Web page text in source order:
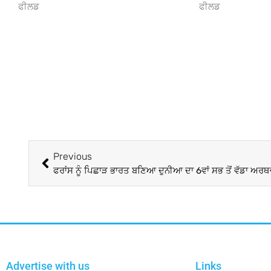
ਫੀਲਡ ਫੀਲਡ
Previous
ਫਰਾਂਸ ਨੂੰ ਪਿਛਾੜ ਭਾਰਤ ਬਣਿਆ ਦੁਨੀਆ ਦਾ 6ਵਾਂ ਸਭ ਤੋਂ ਵੱਡਾ
Advertise with us Links